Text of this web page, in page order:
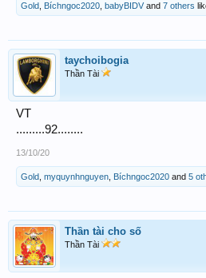
Gold Bíchngoc2020 babyBIDV and 7 others
taychoibogia
Thần Tài
VT
.........92........
13/10/20
Gold myquynhnguyen Bíchngoc2020 and 5
Thần tài cho số
Thần Tài